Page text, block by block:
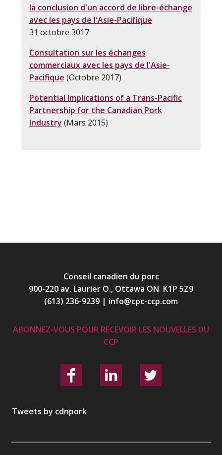
la conclusion d'un accord de libre-échange
avec les pays de l'Asie-Pacifique
31 octobre 3017
Consultation sur les échanges
commerciaux avec les pays de l'Asie-
Pacifique (Octobre 2017)
Potential Implications of a Trans-Pacific
Partnership for the Canadian Pork
Industry (Mars 2015)
Conseil canadien du porc
900-220 av. Laurier O., Ottawa ON K1P 5Z9
(613) 236-9239 | info@cpc-ccp.com
ABONNEZ-VOUS POUR RECEVOIR LES NOUVELLES DU
CCP
Tweets by cdnpork